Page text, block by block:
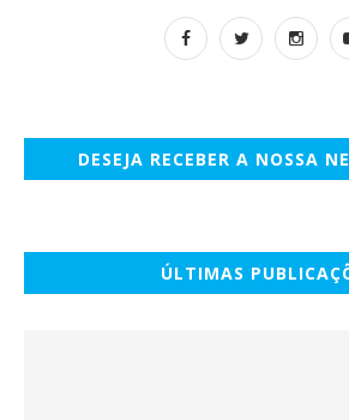
DESEJA RECEBER A NOSSA
ÚLTIMAS